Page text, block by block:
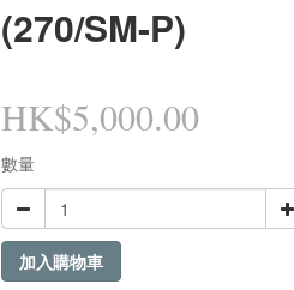
(270/SM-P)
HK$5,000.00
數量
加入購物車